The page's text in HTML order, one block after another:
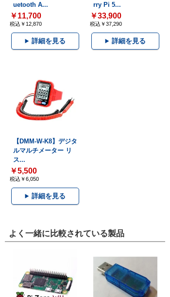
uetooth A...
￥11,700
税込￥12,870
詳細を見る
rry Pi 5...
￥33,900
税込￥37,290
詳細を見る
【DMM-W-K8】デジタ
ルマルチメーター リ
ス...
￥5,500
税込￥6,050
詳細を見る
よく一緒に比較されている製品